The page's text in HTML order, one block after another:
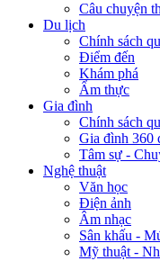
Câu chuyện
Du lịch
Chính sách
Điểm đến
Khám phá
Ẩm thực
Gia đình
Chính sách
Gia đình 360
Tâm sự -
Nghệ thuật
Văn học
Điện ảnh
Âm nhạc
Sân khấu -
Mỹ thuật -